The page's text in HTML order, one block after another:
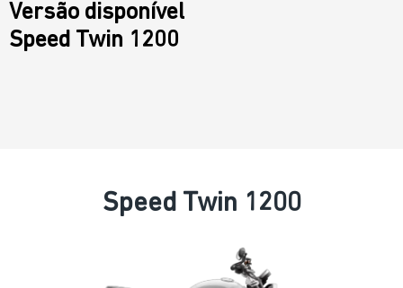
Versão disponível
Speed Twin 1200
Speed Twin 1200